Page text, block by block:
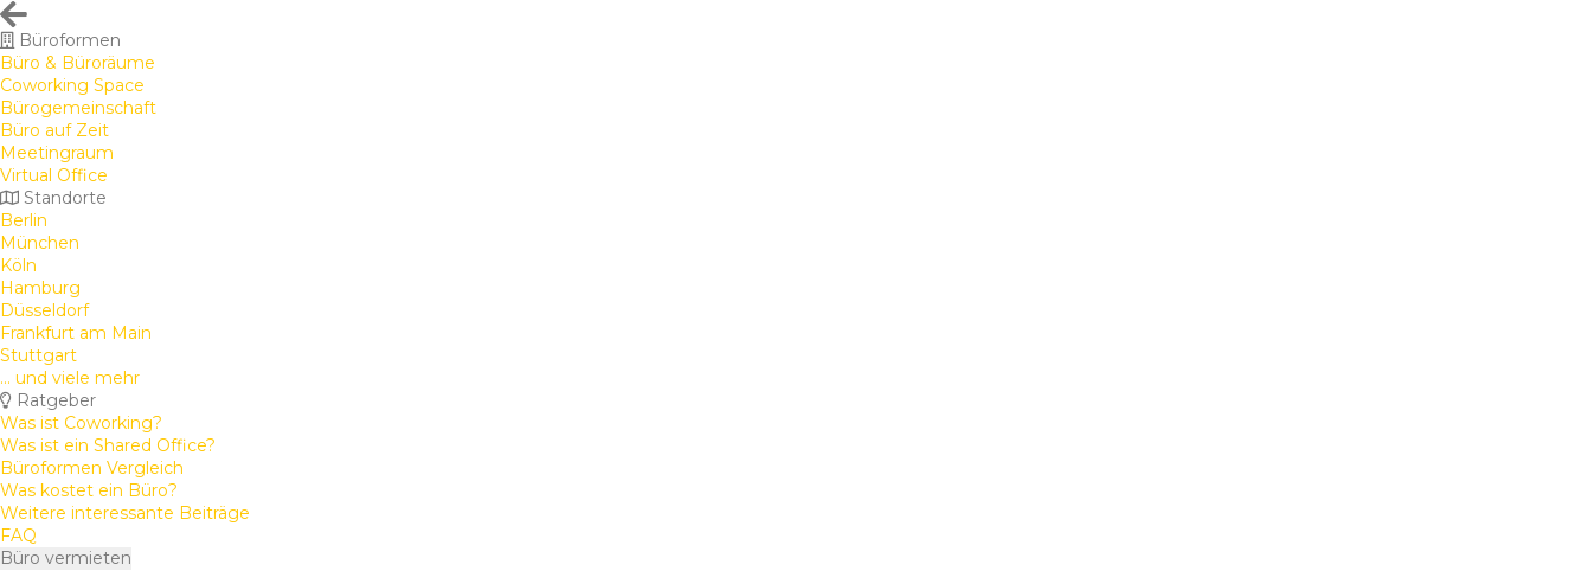
Büroformen
Büro & Büroräume
Coworking Space
Bürogemeinschaft
Büro auf Zeit
Meetingraum
Virtual Office
Standorte
Berlin
München
Köln
Hamburg
Düsseldorf
Frankfurt am Main
Stuttgart
... und viele mehr
Ratgeber
Was ist Coworking?
Was ist ein Shared Office?
Büroformen Vergleich
Was kostet ein Büro?
Weitere interessante Beiträge
FAQ
Büro vermieten